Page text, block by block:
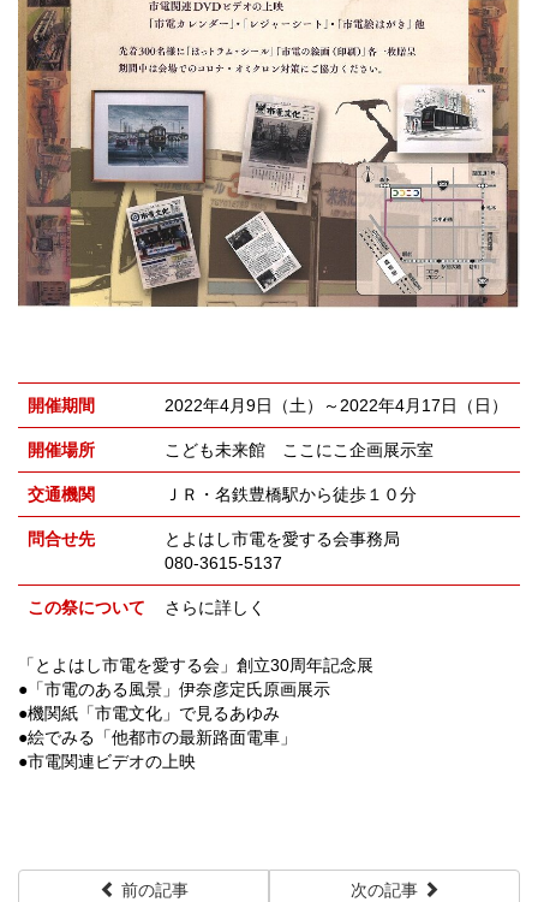
開催期間 2022年4月9日（土）～2022年4月17日（日）
開催場所 こども未来館 ここにこ企画展示室
交通機関 ＪＲ・名鉄豊橋駅から徒歩１０分
問合せ先
とよはし市電を愛する会事務局
080-3615-5137
この祭について さらに詳しく
「とよはし市電を愛する会」創立30周年記念展
●「市電のある風景」伊奈彦定氏原画展示
●機関紙「市電文化」で見るあゆみ
●絵でみる「他都市の最新路面電車」
●市電関連ビデオの上映
前の記事 次の記事